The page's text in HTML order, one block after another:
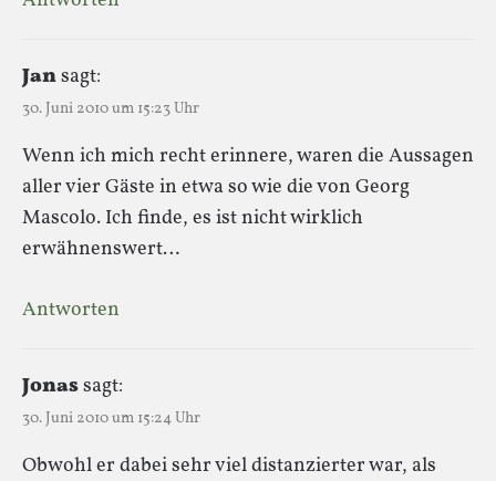
Jansagt:
30. Juni 2010 um 15:23 Uhr
Wenn ich mich recht erinnere, waren die Aussagen
aller vier Gäste in etwa so wie die von Georg
Mascolo. Ich finde, es ist nicht wirklich
erwähnenswert…
Antworten
Jonassagt:
30. Juni 2010 um 15:24 Uhr
Obwohl er dabei sehr viel distanzierter war, als